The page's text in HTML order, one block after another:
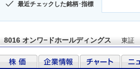
最近チェックした銘柄･指標
8016 オンワ−ドホールディングス 東証